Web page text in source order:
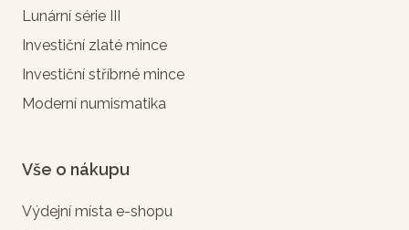
Lunární série III
Investiční zlaté mince
Investiční stříbrné mince
Moderní numismatika
Vše o nákupu
Výdejní místa e-shopu